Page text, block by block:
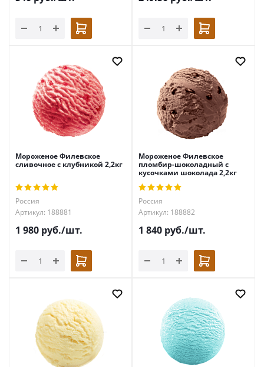
Мороженое Филевское
сливочное с клубникой 2,2кг
Россия
Артикул: 188881
1 980 руб./шт.
Мороженое Филевское
пломбир-шоколадный с
кусочками шоколада 2,2кг
Россия
Артикул: 188882
1 840 руб./шт.